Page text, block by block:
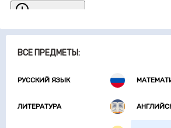
ВСЕ ПРЕДМЕТЫ:
РУССКИЙ ЯЗЫК
ЛИТЕРАТУРА